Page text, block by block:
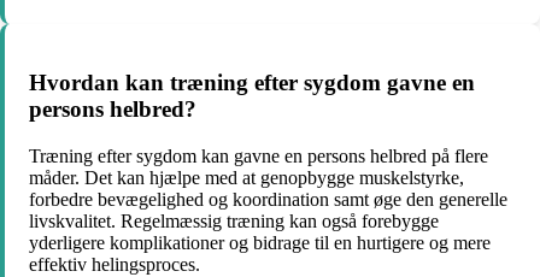
Hvordan kan træning efter sygdom gavne en
persons helbred?
Træning efter sygdom kan gavne en persons helbred på flere
måder. Det kan hjælpe med at genopbygge muskelstyrke,
forbedre bevægelighed og koordination samt øge den generelle
livskvalitet. Regelmæssig træning kan også forebygge
yderligere komplikationer og bidrage til en hurtigere og mere
effektiv helingsproces.